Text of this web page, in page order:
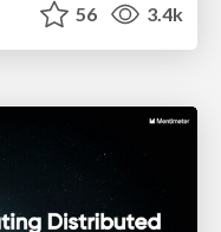
56 3.4k